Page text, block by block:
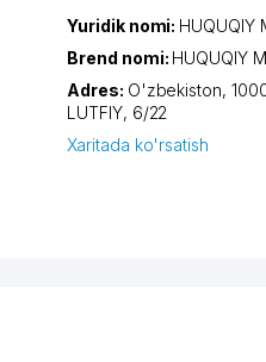
Yuridik nomi: HUQUQIY
Brend nomi: HUQUQIY
Adres: O'zbekiston,
LUTFIY, 6/22
Xaritada ko'rsatish